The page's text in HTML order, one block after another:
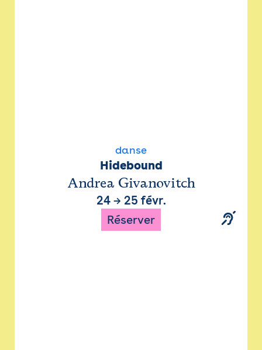
danse
Hidebound
Andrea Givanovitch
24→ 25 févr.
Réserver